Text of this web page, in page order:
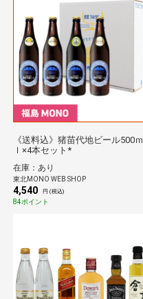
《送料込》猪苗代地ビール500ｍ
ｌ×4本セット*
在庫：あり
東北MONO WEB SHOP
4,540 円 (税込)
84ポイント